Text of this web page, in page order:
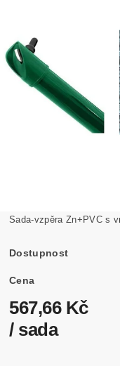
Sada-vzpěra Zn+PVC s
Dostupnost
Cena
567,66 Kč
/ sada